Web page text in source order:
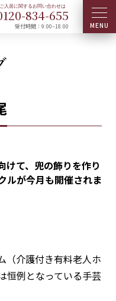
834-655
受付時間：9:00~18:00
けて、兜の飾りを作り
ルが今月も開催されま
（介護付き有料老人ホ
恒例となっている手芸